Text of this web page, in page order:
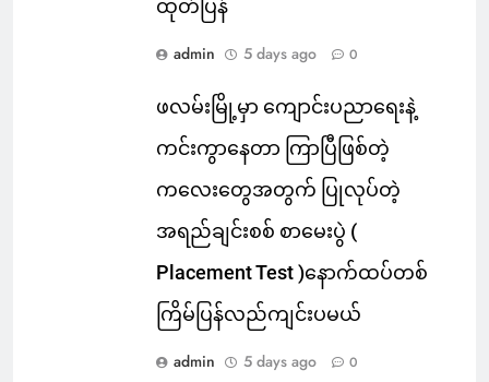
ထုတ်ပြန်
admin 5 days ago 0
ဖလမ်းမြို့မှာ ကျောင်းပညာရေးနဲ့
ကင်းကွာနေတာ ကြာပြီဖြစ်တဲ့
ကလေးတွေအတွက် ပြုလုပ်တဲ့
အရည်ချင်းစစ် စာမေးပွဲ (
Placement Test )နောက်ထပ်တစ်
ကြိမ်ပြန်လည်ကျင်းပမယ်
admin 5 days ago 0